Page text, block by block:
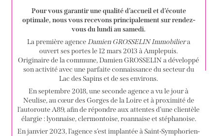
Pour vous garantir une qualité d’accueil et d’écoute
optimale, nous vous recevons principalement sur rendez-
vous du lundi au samedi.
La première agenceDamien GROSSELIN Immobiliera
ouvert ses portes le 12 mars 2013 à Amplepuis.
Originaire de la commune, Damien GROSSELIN a développé
son activité avec une parfaite connaissance du secteur du
Lac des Sapins et de ses environs.
En septembre 2018, une seconde agence a vu le jour à
Neulise, au cœur des Gorges de la Loire et à proximité de
l’autoroute A89, afin de répondre aux attentes d’une clientèle
élargie : lyonnaise, clermontoise, roannaise et stéphanoise.
En janvier 2023, l’agence s’est implantée à Saint-Symphorien-